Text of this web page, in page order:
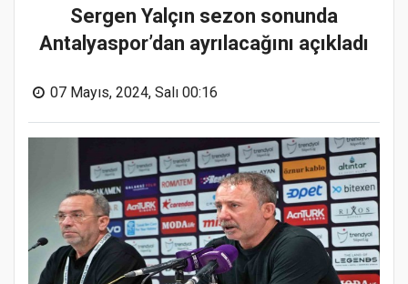
Sergen Yalçın sezon sonunda
Antalyaspor’dan ayrılacağını açıkladı
07 Mayıs, 2024, Salı 00:16